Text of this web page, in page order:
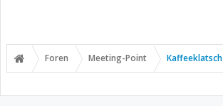
Foren Meeting-Point Kaffeeklatsch